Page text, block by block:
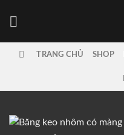
dung
TRANG CHỦ SHOP